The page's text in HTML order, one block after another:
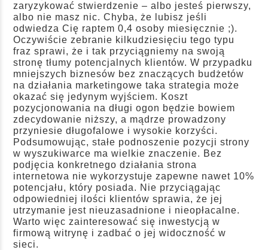
zaryzykować stwierdzenie – albo jesteś pierwszy,
albo nie masz nic. Chyba, że lubisz jeśli
odwiedza Cię raptem 0,4 osoby miesięcznie ;).
Oczywiście zebranie kilkudziesięciu tego typu
fraz sprawi, że i tak przyciągniemy na swoją
stronę tłumy potencjalnych klientów. W przypadku
mniejszych biznesów bez znaczących budżetów
na działania marketingowe taka strategia może
okazać się jedynym wyjściem. Koszt
pozycjonowania na długi ogon będzie bowiem
zdecydowanie niższy, a mądrze prowadzony
przyniesie długofalowe i wysokie korzyści.
Podsumowując, stałe podnoszenie pozycji strony
w wyszukiwarce ma wielkie znaczenie. Bez
podjęcia konkretnego działania strona
internetowa nie wykorzystuje zapewne nawet 10%
potencjału, który posiada. Nie przyciągając
odpowiedniej ilości klientów sprawia, że jej
utrzymanie jest nieuzasadnione i nieopłacalne.
Warto więc zainteresować się inwestycją w
firmową witrynę i zadbać o jej widoczność w
sieci.